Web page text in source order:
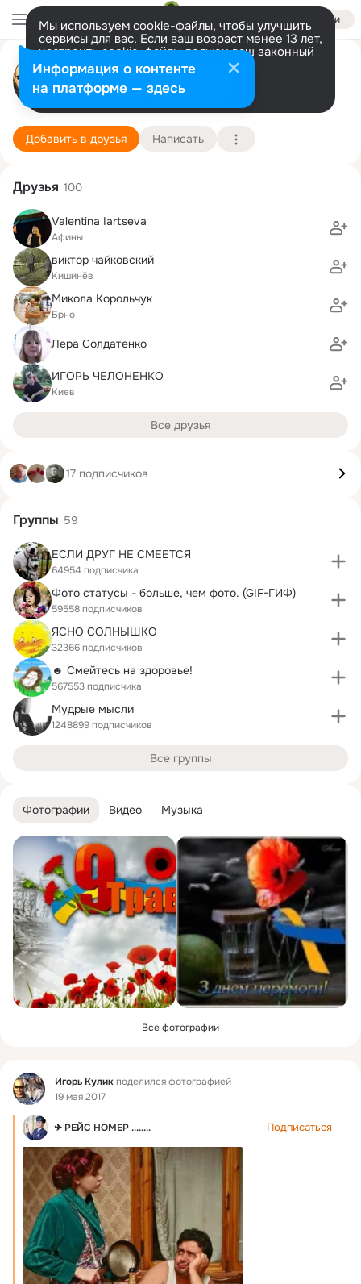
Войти
Мы используем cookie-файлы, чтобы улучшить
сервисы для вас. Если ваш возраст менее 13 лет,
настроить cookie-файлы должен ваш законный
представитель. Больше информации
Разрешить все Настроить
Игорь Кулик
Киев 12 ноября (60 лет)
Подробнее
Добавить в друзья Написать
Фотографии Видео Музыка
Все фотографии
Фид Игорь Куликподелился фотографией
19 мая 2017
✈ РЕЙС НОМЕР ........ Подписаться
Друзья 100
Valentina Iartseva
Афины
виктор чайковский
Кишинёв
Микола Корольчук
Брно
Лера Солдатенко
ИГОРЬ ЧЕЛОНЕНКО
Киев
Все друзья
17 подписчиков
Группы 59
ЕСЛИ ДРУГ НЕ СМЕЕТСЯ
64954 подписчика
Фото статусы - больше, чем фото. (GIF-ГИФ)
59558 подписчиков
ЯСНО СОЛНЫШКО
32366 подписчиков
☻ Смейтесь на здоровье!
567553 подписчика
Мудрые мысли
1248899 подписчиков
Все группы
Информация о контенте
на платформе — здесь